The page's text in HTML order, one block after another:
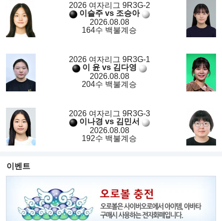
2026 여자리그 9R3G-2
이슬주 vs 조승아
2026.08.08
164수 백불계승
2026 여자리그 9R3G-1
이 윤 vs 김다영
2026.08.08
204수 백불계승
2026 여자리그 9R3G-3
이나경 vs 김민서
2026.08.08
192수 백불계승
이벤트